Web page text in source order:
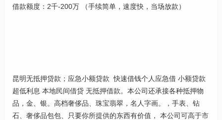
借款额度：2千-200万 （手续简单，速度快，当场放款）
昆明无抵押贷款；应急小额贷款 快速借钱个人应急借 小额贷款
超低利息 本地民间借贷 无抵押借款。本公司还承接各种抵押物
品，金、银。高档奢侈品、珠宝翡翠，名人字画。，手表、钻
石、奢侈品包包、只要你所提供的东西有价值， 本公司可高于市